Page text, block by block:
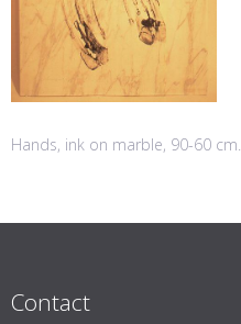
Hands, ink on marble, 90-60 cm.
Contact